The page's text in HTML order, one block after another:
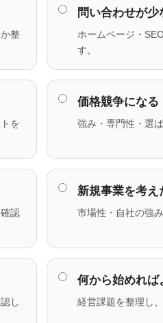
整
問い合わせが少
ホームページ・
す。
を
価格競争になる
強み・専門性・選
認
新規事業を考え
市場性・自社の強
し
何から始めれば
経営課題を整理し